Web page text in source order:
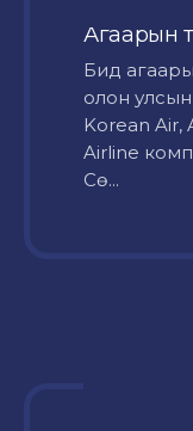
Агаарын
Бид
олон
Korean Air,
Airline
Сө...